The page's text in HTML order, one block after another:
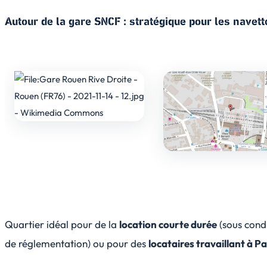
Autour de la gare SNCF : stratégique pour les
Quartier idéal pour de la location courte durée(sous
de réglementation) ou pour des locataires travaillant à